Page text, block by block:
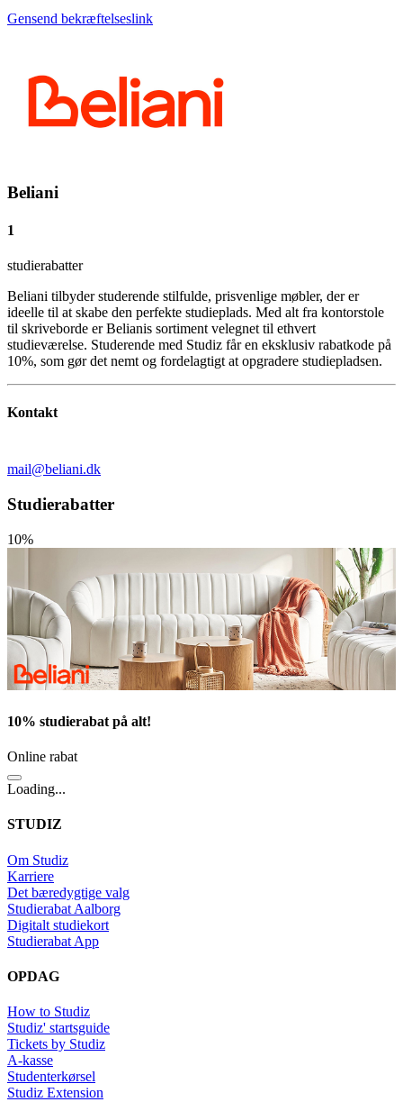
Gensend bekræftelseslink
Beliani
1
studierabatter
Beliani tilbyder studerende stilfulde, prisvenlige møbler, der er
ideelle til at skabe den perfekte studieplads. Med alt fra kontorstole
til skriveborde er Belianis sortiment velegnet til ethvert
studieværelse. Studerende med Studiz får en eksklusiv rabatkode på
10%, som gør det nemt og fordelagtigt at opgradere studiepladsen.
Kontakt
mail@beliani.dk
Studierabatter
10%
10% studierabat på alt!
Online rabat
Loading...
STUDIZ
Om Studiz
Karriere
Det bæredygtige valg
Studierabat Aalborg
Digitalt studiekort
Studierabat App
OPDAG
How to Studiz
Studiz' startsguide
Tickets by Studiz
A-kasse
Studenterkørsel
Studiz Extension